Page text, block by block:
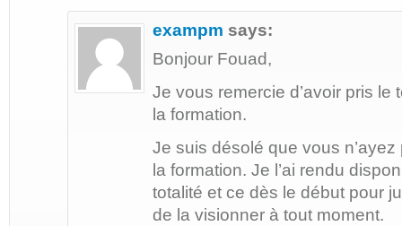
exampm says:
Bonjour Fouad,
Je vous remercie d’avoir pris le
la formation.
Je suis désolé que vous n’ayez
la formation. Je l’ai rendu
totalité et ce dès le début pour
de la visionner à tout moment.